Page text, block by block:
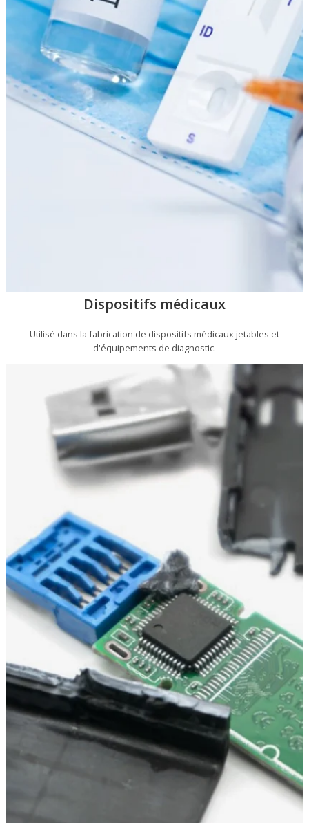
Dispositifs médicaux
Utilisé dans la fabrication de dispositifs médicaux jetables et
d'équipements de diagnostic.